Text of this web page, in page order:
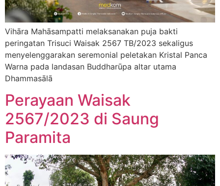
Vihāra Mahāsampatti melaksanakan puja bakti
peringatan Trisuci Waisak 2567 TB/2023 sekaligus
menyelenggarakan seremonial peletakan Kristal Panca
Warna pada landasan Buddharūpa altar utama
Dhammasālā
Perayaan Waisak
2567/2023 di Saung
Paramita